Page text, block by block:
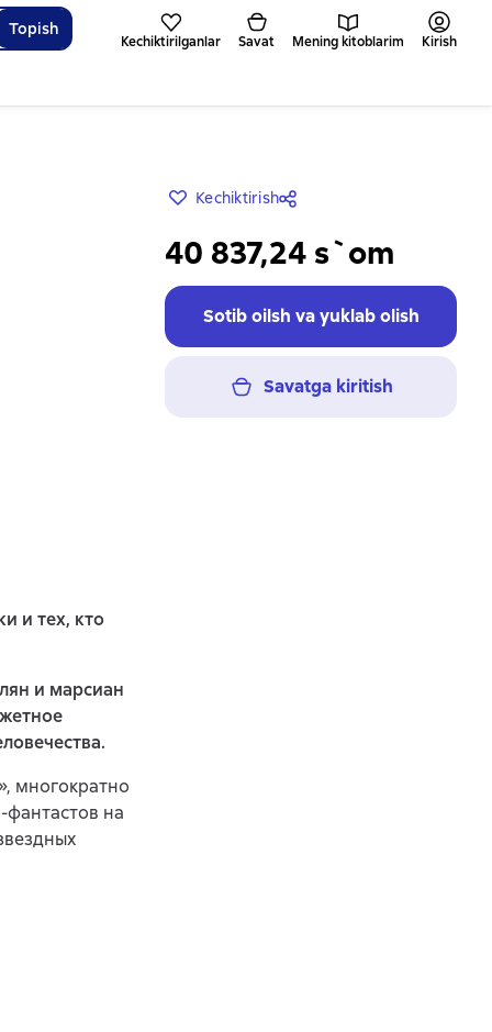
Topish
Kechiktirilganlar Savat Mening kitoblarim Kirish
Kechiktirish
40 837,24 s`om
Sotib oilsh va yuklab olish
Savatga kiritish
и тех, кто
и марсиан
многократно
на